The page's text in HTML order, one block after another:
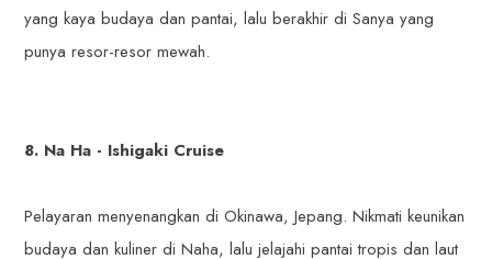
yang kaya budaya dan pantai, lalu berakhir di Sanya yang
punya resor-resor mewah.
8. Na Ha - Ishigaki Cruise
Pelayaran menyenangkan di Okinawa, Jepang. Nikmati keunikan
budaya dan kuliner di Naha, lalu jelajahi pantai tropis dan laut